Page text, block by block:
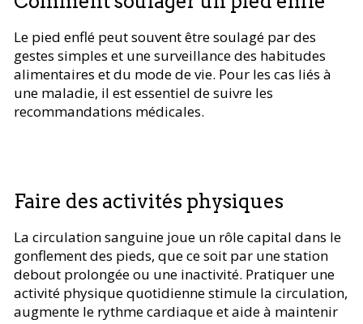
Le pied enflé peut souvent être soulagé par des
gestes simples et une surveillance des habitudes
alimentaires et du mode de vie. Pour les cas liés à
une maladie, il est essentiel de suivre les
recommandations médicales.
Faire des activités physiques
La circulation sanguine joue un rôle capital dans le
gonflement des pieds, que ce soit par une station
debout prolongée ou une inactivité. Pratiquer une
activité physique quotidienne stimule la circulation,
augmente le rythme cardiaque et aide à maintenir